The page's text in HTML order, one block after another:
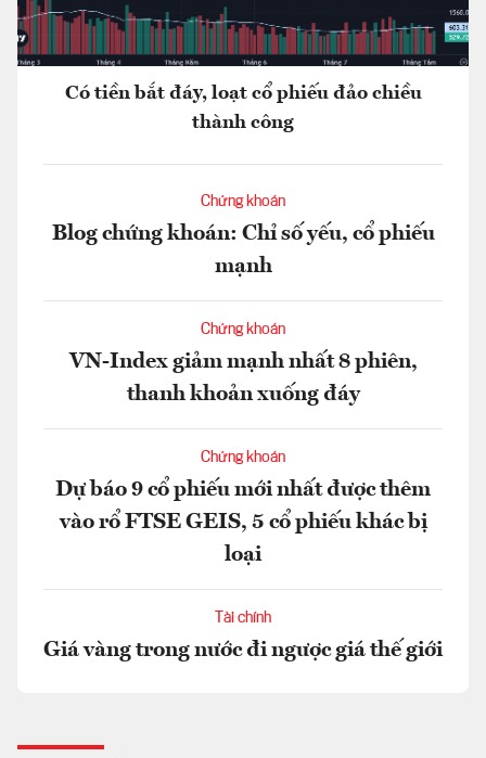
Có tiền bắt đáy, loạt cổ phiếu đảo chiều
thành công
Chứng khoán
Blog chứng khoán: Chỉ số yếu, cổ phiếu
mạnh
Chứng khoán
VN-Index giảm mạnh nhất 8 phiên,
thanh khoản xuống đáy
Chứng khoán
Dự báo 9 cổ phiếu mới nhất được thêm
vào rổ FTSE GEIS, 5 cổ phiếu khác bị
loại
Tài chính
Giá vàng trong nước đi ngược giá thế giới